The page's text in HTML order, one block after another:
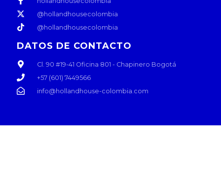
DATOS DE CONTACTO
Cl. 90 #19-41 Oficina 801 - Chapinero Bogotá
+57 (601) 7449566
info@hollandhouse-colombia.com
@hollandhousecolombia
@hollandhousecolombia